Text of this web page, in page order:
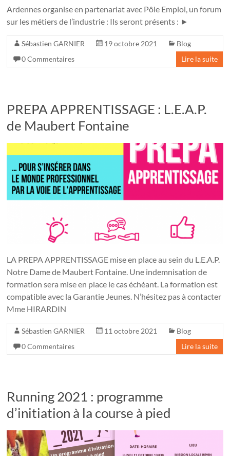
Ardennes organise en partenariat avec Pôle Emploi, un forum
sur les métiers de l’industrie : Ils seront présents : ►
Sébastien GARNIER 19 octobre 2021
Blog
0 Commentaires
Lire la suite
PREPA APPRENTISSAGE : L.E.A.P.
de Maubert Fontaine
LA PREPA APPRENTISSAGE mise en place au sein du L.E.A.P.
Notre Dame de Maubert Fontaine. Une indemnisation de
formation sera mise en place le cas échéant. La formation est
compatible avec la Garantie Jeunes. N’hésitez pas à contacter
Mme HIRARDIN
Sébastien GARNIER 11 octobre 2021
Blog
0 Commentaires
Lire la suite
Running 2021 : programme
d’initiation à la course à pied